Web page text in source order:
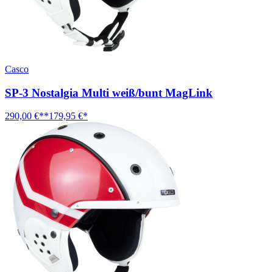
Casco
SP-3 Nostalgia Multi weiß/bunt MagLink
290,00 €**179,95 €*